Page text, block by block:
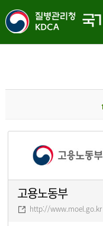
고용노동부
http://www.moel.go.kr